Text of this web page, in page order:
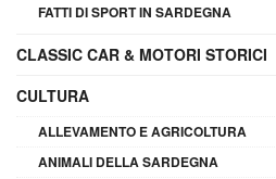
FATTI DI SPORT IN SARDEGNA
CLASSIC CAR & MOTORI STORICI
CULTURA
ALLEVAMENTO E AGRICOLTURA
ANIMALI DELLA SARDEGNA